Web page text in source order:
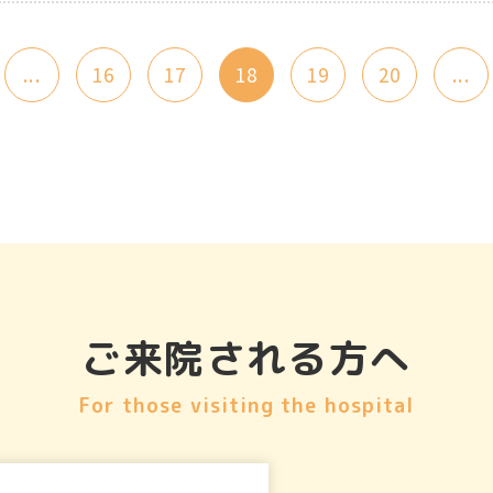
... 16 17 18 19 20 ...
ご来院される方へ
For those visiting the hospital